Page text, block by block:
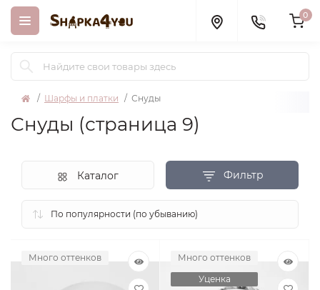
0
Шарфы и платки Снуды
Снуды (страница 9)
Фильтр
Каталог
Много оттенков
Много оттенков
Уценка